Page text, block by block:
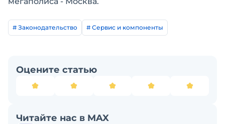
# Законодательство # Сервис и компоненты
Оцените статью
Читайте нас в MAX